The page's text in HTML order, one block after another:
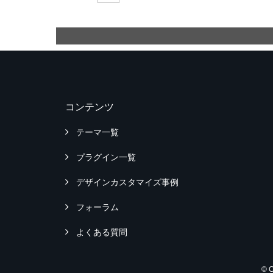
コンテンツ
テーマ一覧
プラグイン一覧
デザインカスタマイズ事例
フォーラム
よくある質問
©